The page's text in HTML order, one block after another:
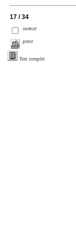
17 / 34
select
print
Text complet